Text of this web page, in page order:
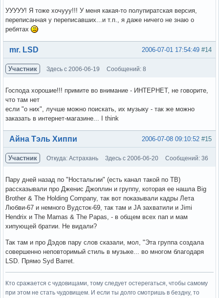
УУУУУ! Я тоже хочууу!!! У меня какая-то полупиратская версия,
переписанная у переписавших...и т.п., я даже ничего не знаю о
ребятах
Вне форума #14
2006-07-01 17:54:49
mr. LSD
Участник Здесь с 2006-06-19 Сообщений: 8
Господа хорошие!!! примите во внимание - ИНТЕРНЕТ, не говорите,
что там нет
если "о них", лучше можно поискать, их музыку - так же можно
заказать в интернет-магазине... I think
Вне форума #15
2006-07-08 09:10:52
Айна Тэль Хиппи
Участник Откуда: Астрахань Здесь с 2006-06-20 Сообщений: 36
Пару дней назад по "Ностальгии" (есть канал такой по ТВ)
рассказывали про Дженис Джоплин и группу, которая ее нашла Big
Brother & The Holding Company, так вот показывали кадры Лета
Любви-67 и немного Вудсток-69, так там и JA захватили и Jimi
Hendrix и The Mamas & The Papas, - в общем всех пап и мам
хипующей братии. Не видали?
Так там и про Дэдов пару слов сказали, мол, "Эта группа создала
совершенно неповторимый стиль в музыке... во многом благодаря
LSD. Прямо Syd Barret.
Кто сражается с чудовищами, тому следует остерегаться, чтобы самому
при этом не стать чудовищем. И если ты долго смотришь в бездну, то